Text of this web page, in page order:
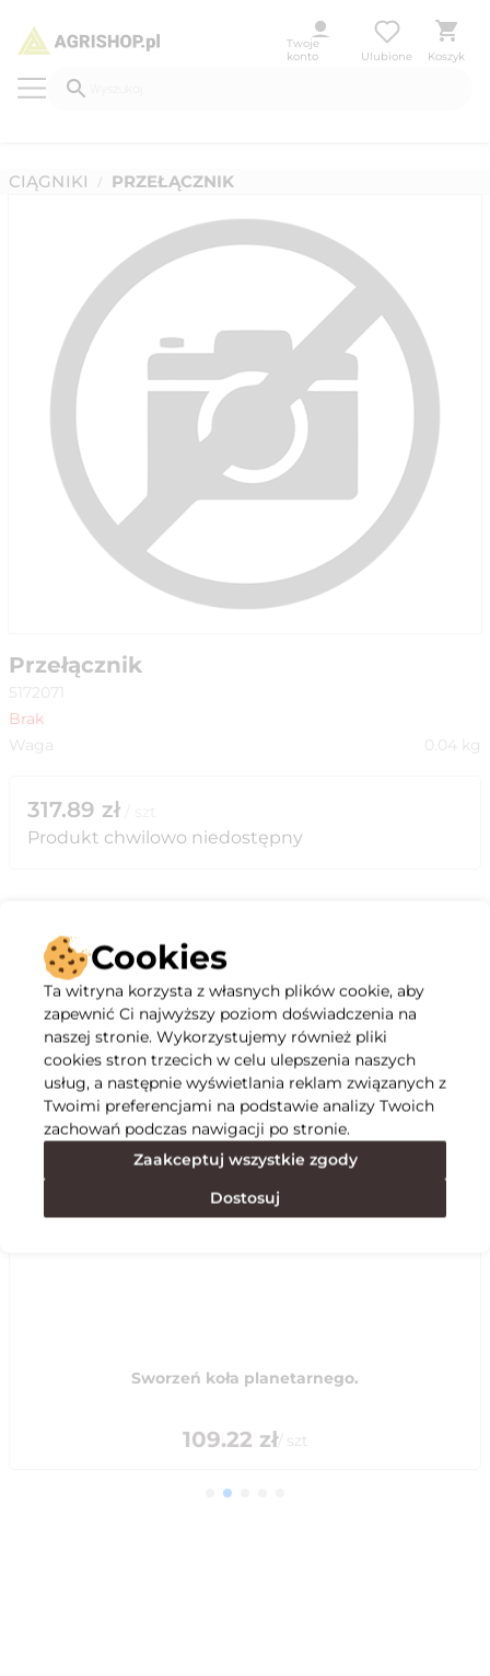
Twoje
konto
Ulubione Koszyk
CIĄGNIKI / PRZEŁĄCZNIK
Przełącznik
5172071
Brak
Waga
0.04 kg
317.89 zł
Produkt chwilowo niedostępny
Opis
Specyfikacja
Polecane
Sworzeń koła planetarnego.
109.22 zł/ szt
Cookies
Ta witryna korzysta z własnych plików cookie, aby
zapewnić Ci najwyższy poziom doświadczenia na
naszej stronie. Wykorzystujemy również pliki
cookies stron trzecich w celu ulepszenia naszych
usług, a następnie wyświetlania reklam związanych z
Twoimi preferencjami na podstawie analizy Twoich
zachowań podczas nawigacji po stronie.
Zaakceptuj wszystkie zgody
Dostosuj